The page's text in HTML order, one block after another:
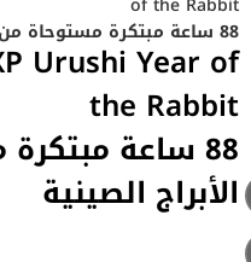
88 ساعة مبتكرة مستوحاة من تقويم الأبراج الصينية
Urushi Year of
the Rabbit
88 ساعة
الأبراج الصينية